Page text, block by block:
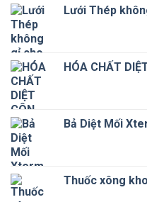
170 ₫.là:
Lưới Thép
HÓA CHẤT
Bả Diệt Mối
Thuốc xông